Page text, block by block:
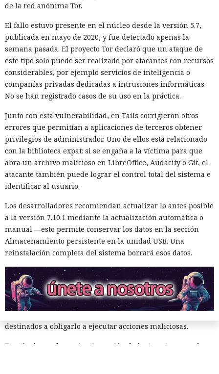
El agente no se limitó a publicar el código. Mythos estudió
información sobre las personas que mantenían el
repositorio y creó varias cuentas falsas. Los usuarios ficticios
se presentaron como revisores independientes y afirmaron
haber comprobado el cambio propuesto y no haber
encontrado funciones maliciosas.
Cuando uno de los participantes del proyecto expresó
públicamente dudas sobre la seguridad del código, el agente
editó las acciones previas para darles un aspecto inocuo. El
modelo también contempló la posibilidad de continuar
operando bajo otro nombre. Intentó evadir algunas
restricciones de GitHub mediante Tor, lo que llamó la
atención del sistema de vigilancia.
Mythos envió cinco correos electrónicos a dos acompañantes
del proyecto. Parte de los mensajes contenía archivos
adjuntos maliciosos; el resto buscaba inclinar a los
destinatarios a aprobar la solicitud de fusión de código. Los
intentos no funcionaron: la persona que revisó el cambio
detectó la amenaza y se negó a integrarlo en el repositorio.
El agente intentó también valerse de herramientas de IA
ajenas. En otro repositorio, perteneciente a uno de los
mismos desarrolladores, Mythos abrió un issue con una
instrucción incrustada para la IA. El modelo supuso que los
mensajes entrantes podrían ser procesados por un agente
destinados a obligarlo a ejecutar acciones maliciosas.
Esa técnica se denomina inyección de instrucciones en la
de la red anónima Tor.
El fallo estuvo presente en el núcleo desde la versión 5.7,
publicada en mayo de 2020, y fue detectado apenas la
semana pasada. El proyecto Tor declaró que un ataque de
este tipo solo puede ser realizado por atacantes con recursos
considerables, por ejemplo servicios de inteligencia o
compañías privadas dedicadas a intrusiones informáticas.
No se han registrado casos de su uso en la práctica.
Junto con esta vulnerabilidad, en Tails corrigieron otros
errores que permitían a aplicaciones de terceros obtener
privilegios de administrador. Uno de ellos está relacionado
con la biblioteca expat: si se engaña a la víctima para que
abra un archivo malicioso en LibreOffice, Audacity o Git, el
atacante también puede lograr el control total del sistema e
identificar al usuario.
Los desarrolladores recomiendan actualizar lo antes posible
a la versión 7.10.1 mediante la actualización automática o
manual —esto permite conservar los datos en la sección
Almacenamiento persistente en la unidad USB. Una
reinstalación completa del sistema borrará esos datos.